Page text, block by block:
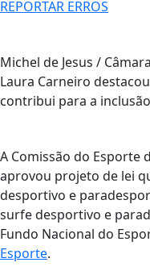
REPORTAR ERROS
Michel de Jesus /
Laura Carneiro
contribui para a
A Comissão do Esporte
aprovou projeto de lei
desportivo e
surfe desportivo e
Fundo Nacional do
Esporte.